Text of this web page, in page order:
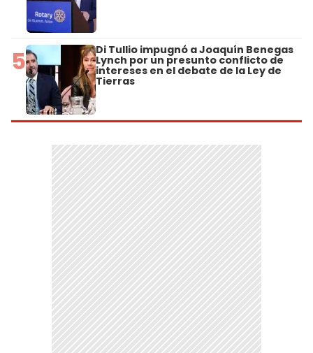
5 Di Tullio impugnó a Joaquín Benegas
Lynch por un presunto conflicto de
intereses en el debate de la Ley de
Tierras